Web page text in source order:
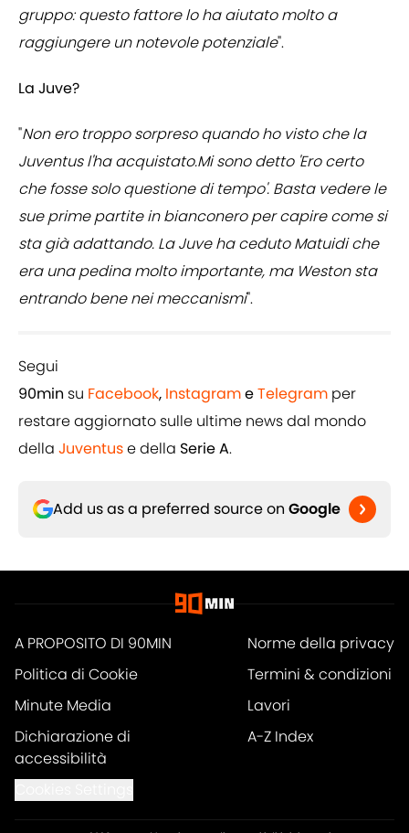
gruppo: questo fattore lo ha aiutato molto a
raggiungere un notevole potenziale".
La Juve?
"Non ero troppo sorpreso quando ho visto che la
Juventus l'ha acquistato.Mi sono detto 'Ero certo
che fosse solo questione di tempo'. Basta vedere le
sue prime partite in bianconero per capire come si
sta già adattando. La Juve ha ceduto Matuidi che
era una pedina molto importante, ma Weston sta
entrando bene nei meccanismi".
Segui
90min su Facebook, InstagrameTelegram per
restare aggiornato sulle ultime news dal mondo
della Juventuse della Serie A.
Add us as a preferred source on Google
A PROPOSITO DI 90MIN
Norme della privacy
Politica di Cookie
Termini & condizioni
Minute Media
Lavori
Dichiarazione di
accessibilità
A-Z Index